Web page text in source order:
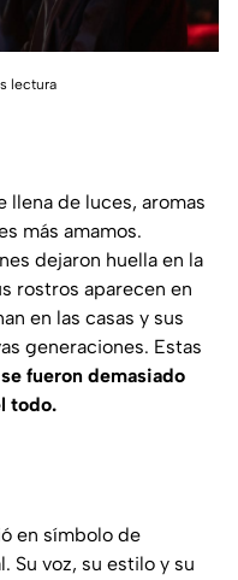
lectura
llena de luces, aromas
más amamos.
dejaron huella en la
rostros aparecen en
en las casas y sus
generaciones. Estas
fueron demasiado
todo.
en símbolo de
Su voz, su estilo y su